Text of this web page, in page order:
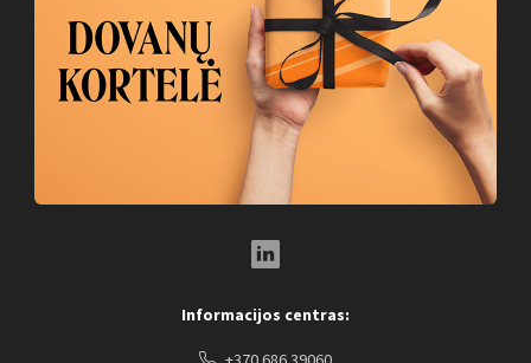
Informacijos centras: